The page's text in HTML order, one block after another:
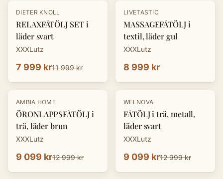
-33%
DIETER KNOLL
RELAXFÅTÖLJ SET i
läder svart
XXXLutz
7 999 kr11 999 kr
LIVETASTIC
MASSAGEFÅTÖLJ i
textil, läder gul
XXXLutz
8 999 kr
-30%
AMBIA HOME
ÖRONLAPPSFÅTÖLJ i
trä, läder brun
XXXLutz
9 099 kr12 999 kr
-30 %
WELNOVA
FÅTÖLJ i trä, metall,
läder svart
XXXLutz
9 099 kr12 999 kr